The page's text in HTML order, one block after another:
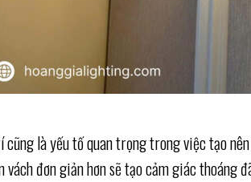
là yếu tố quan trọng trong việc tạo
đơn giản hơn sẽ tạo cảm giác thoáng